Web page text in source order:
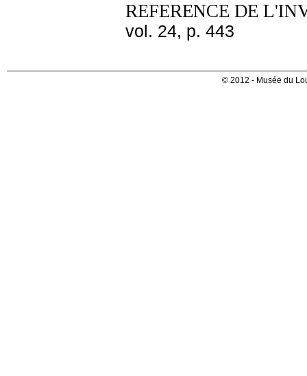
REFERENCE DE
vol. 24, p. 443
© 2012 - Musée du